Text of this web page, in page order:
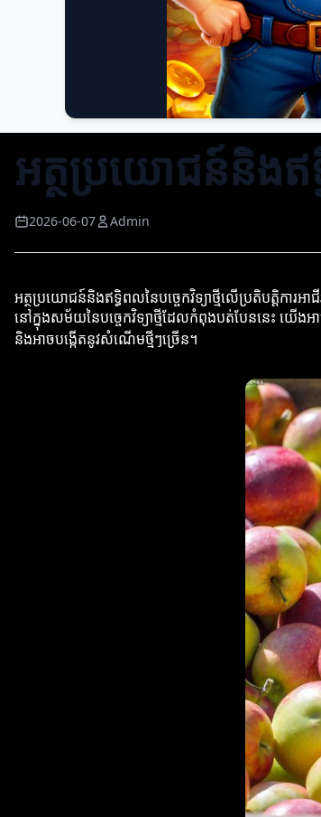
អត្ថប្រយោជន៍និងឥទ្
2026-06-07 Admin
អត្ថប្រយោជន៍និងឥទ្ធិពលនៃបច្ចេកវិទ្យាថ្មីលើប្រតិបត្តិការអាជី
នៅក្នុងសម័យនៃបច្ចេកវិទ្យាថ្មីដែលកំពុងបត់បែននេះ យើងអា
និងអាចបង្កើតនូវសំណើមថ្មីៗច្រើន។